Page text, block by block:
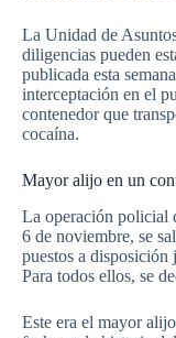
La Unidad de
diligencias pueden
publicada esta
interceptación en el
contenedor que
cocaína.
Mayor alijo en un
La operación policial
6 de noviembre, se
puestos a
Para todos ellos, se
Este era el mayor